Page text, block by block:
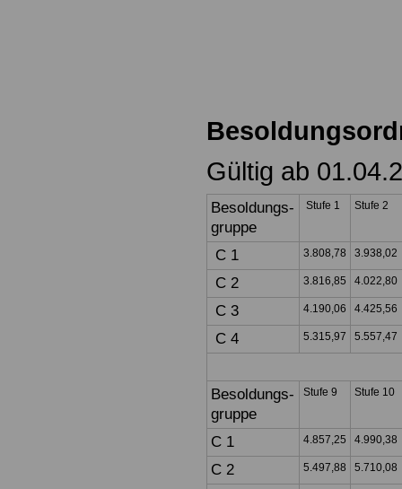
Gültig ab
Besoldungs-
gruppe
Stufe 1 Stufe 2
C 1 3.808,78 3.938,02
C 2 3.816,85 4.022,80
C 3 4.190,06 4.425,56
C 4 5.315,97 5.557,47
Besoldungs-
gruppe
Stufe 9 Stufe 10
C 1 4.857,25 4.990,38
C 2 5.497,88 5.710,08